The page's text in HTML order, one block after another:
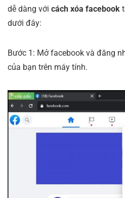
dễ dàng với cách xóa facebook
dưới đây:
Bước 1: Mở facebook và đăng
của bạn trên máy tính.